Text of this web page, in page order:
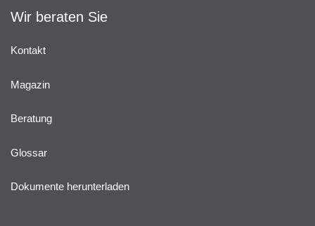
Wir beraten Sie
Kontakt
Magazin
Beratung
Glossar
Dokumente herunterladen